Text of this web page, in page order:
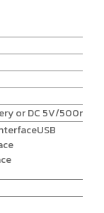
or DC 5V/500mA